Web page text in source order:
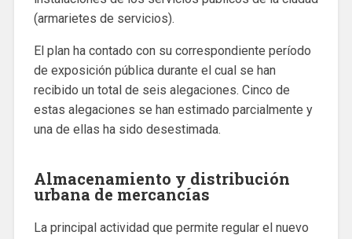
(armarietes de servicios).
El plan ha contado con su correspondiente período
de exposición pública durante el cual se han
recibido un total de seis alegaciones. Cinco de
estas alegaciones se han estimado parcialmente y
una de ellas ha sido desestimada.
Almacenamiento y distribución
urbana de mercancías
La principal actividad que permite regular el nuevo